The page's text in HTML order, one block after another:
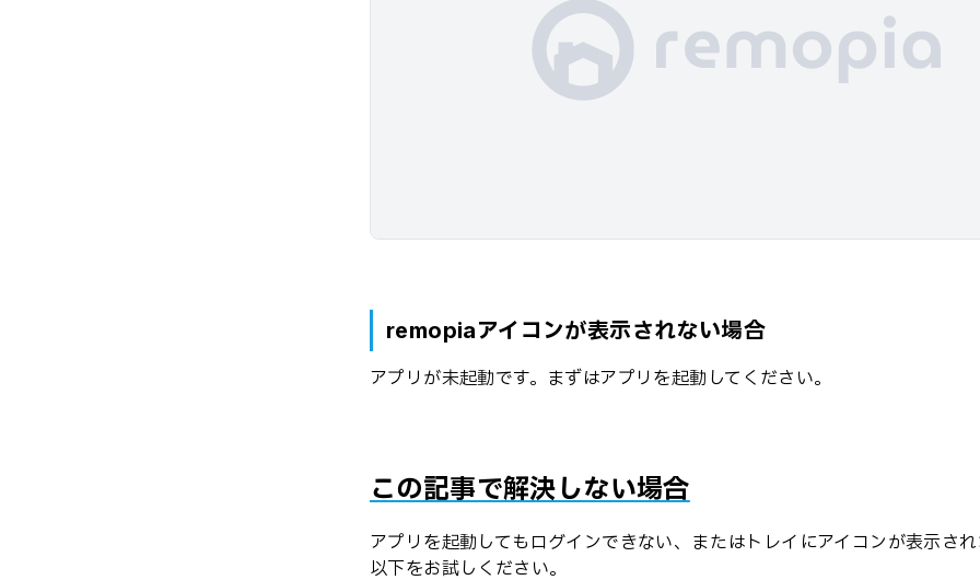
remopiaアイコンが表示されない場合
アプリが未起動です。まずはアプリを起動してください。
この記事で解決しない場合
アプリを起動してもログインできない、またはトレイにアイコンが表示さ
以下をお試しください。